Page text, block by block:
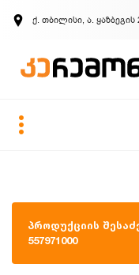
ქ. თბილისი, ა. ყაზბეგის
ზარის მოთხოვნა
პროდუქციის
557971000